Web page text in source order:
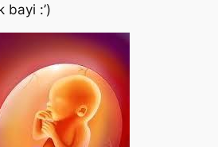
bayi :’)